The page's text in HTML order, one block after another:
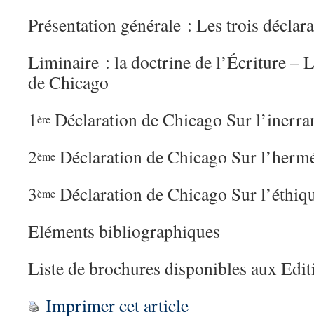
Présentation générale : Les trois
Liminaire : la doctrine de l’Écriture –
de Chicago
1ère Déclaration de Chicago Sur
2ème Déclaration de Chicago Sur
3ème Déclaration de Chicago Sur
Eléments bibliographiques
Liste de brochures disponibles aux
Imprimer cet article